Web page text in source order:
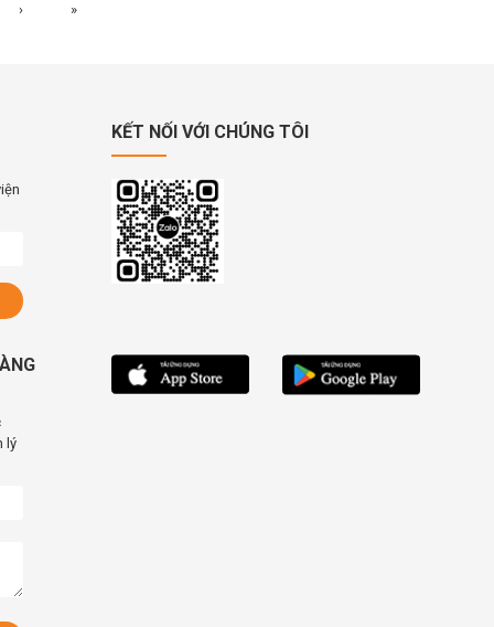
› »
lý
KẾT NỐI VỚI CHÚNG TÔI